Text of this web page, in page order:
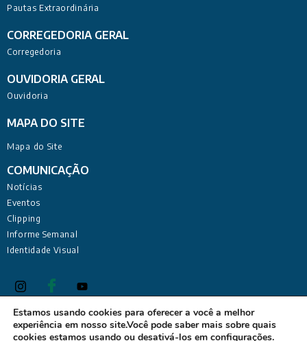
Pautas Extraordinária
CORREGEDORIA GERAL
Corregedoria
OUVIDORIA GERAL
Ouvidoria
MAPA DO SITE
Mapa do Site
COMUNICAÇÃO
Notícias
Eventos
Clipping
Informe Semanal
Identidade Visual
Defensoria Pública do Estado da Paraíba Sede Administrativa:
Estamos usando cookies para oferecer a você a melhor
experiência em nosso site.Você pode saber mais sobre quais
cookies estamos usando ou desativá-los em configurações.